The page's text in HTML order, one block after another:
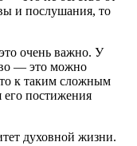
и послушания, то
очень важно. У
— это можно
к таким сложным
его постижения
духовной жизни.